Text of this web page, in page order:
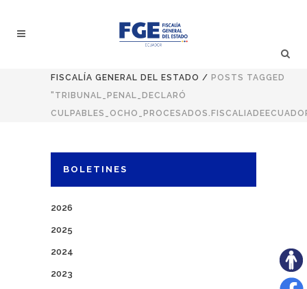
FISCALÍA GENERAL DEL ESTADO / POSTS TAGGED
"TRIBUNAL_PENAL_DECLARÓ
BOLETINES
2026
2025
2024
2023